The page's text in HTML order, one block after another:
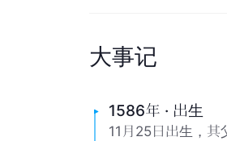
大事记
1586年 · 出生
11月25日出生，